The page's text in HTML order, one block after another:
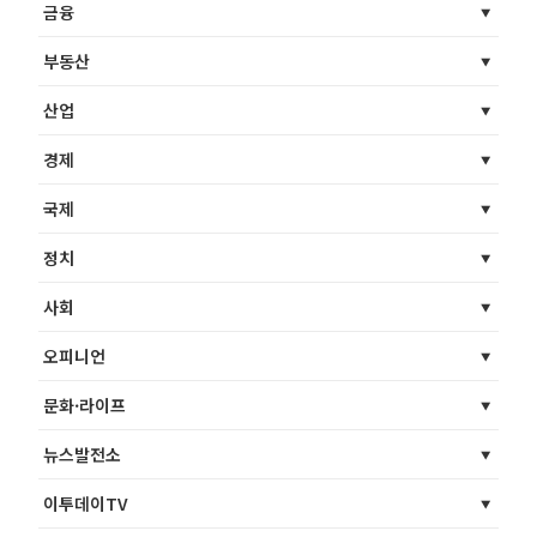
금융
부동산
산업
경제
국제
정치
사회
오피니언
문화·라이프
뉴스발전소
이투데이TV